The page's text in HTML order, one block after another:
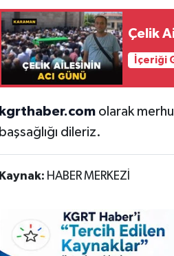
Çelik
İçeriği
kgrthaber.comolarak
başsağlığı dileriz.
Kaynak: HABER MERKEZİ